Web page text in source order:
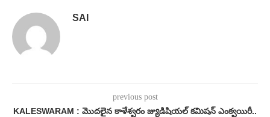
SAI
previous post
KALESWARAM : మొదలైన కాళేశ్వరం జ్యుడిషియల్ కమిషన్ ఎంక్వయిరీ..